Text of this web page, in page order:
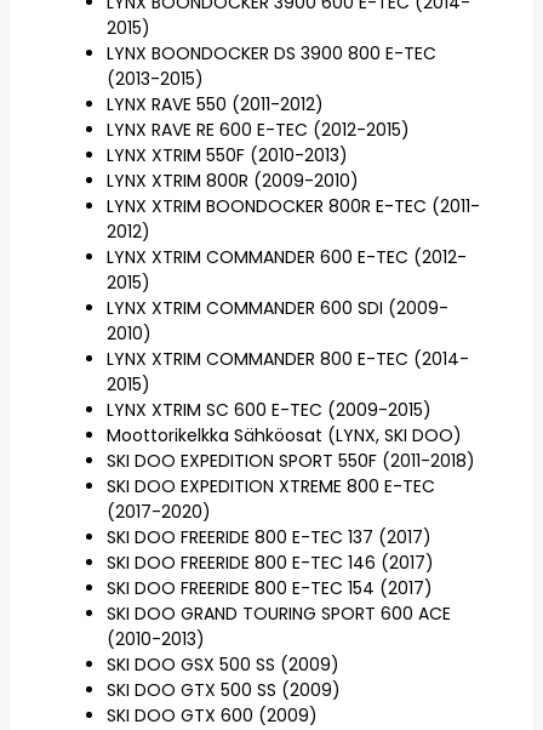
2015)
LYNX BOONDOCKER DS 3900 800 E-TEC
(2013-2015)
LYNX RAVE 550 (2011-2012)
LYNX RAVE RE 600 E-TEC (2012-2015)
LYNX XTRIM 550F (2010-2013)
LYNX XTRIM 800R (2009-2010)
LYNX XTRIM BOONDOCKER 800R E-TEC (2011-
2012)
LYNX XTRIM COMMANDER 600 E-TEC (2012-
2015)
LYNX XTRIM COMMANDER 600 SDI (2009-
2010)
LYNX XTRIM COMMANDER 800 E-TEC (2014-
2015)
LYNX XTRIM SC 600 E-TEC (2009-2015)
Moottorikelkka Sähköosat (LYNX, SKI DOO)
SKI DOO EXPEDITION SPORT 550F (2011-2018)
SKI DOO EXPEDITION XTREME 800 E-TEC
(2017-2020)
SKI DOO FREERIDE 800 E-TEC 137 (2017)
SKI DOO FREERIDE 800 E-TEC 146 (2017)
SKI DOO FREERIDE 800 E-TEC 154 (2017)
SKI DOO GRAND TOURING SPORT 600 ACE
(2010-2013)
SKI DOO GSX 500 SS (2009)
SKI DOO GTX 500 SS (2009)
SKI DOO GTX 600 (2009)